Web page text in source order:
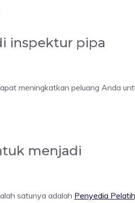
inspektur pipa
meningkatkan peluang Anda
menjadi
satunya adalah Penyedia